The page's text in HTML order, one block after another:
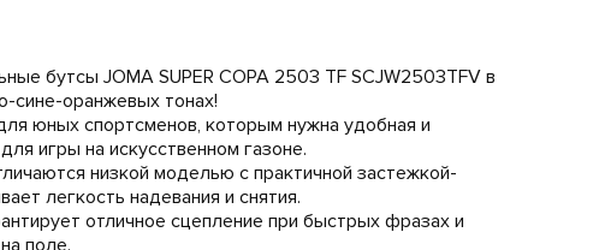
бутсы JOMA SUPER COPA 2503 TF SCJW2503TFV в
сине-оранжевых тонах!
юных спортсменов, которым нужна удобная и
игры на искусственном газоне.
низкой моделью с практичной застежкой-
легкость надевания и снятия.
отличное сцепление при быстрых фразах и
поле.